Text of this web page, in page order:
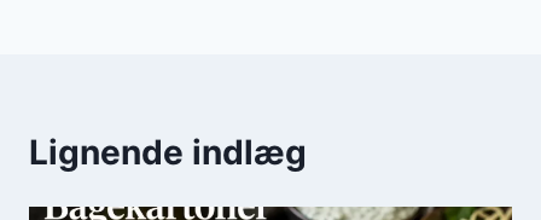
Lignende indlæg